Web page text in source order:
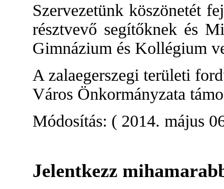
Szervezetünk köszönetét
résztvevő segítőknek és
Gimnázium és Kollégium
A zalaegerszegi területi
Város Önkormányzata
Módosítás: ( 2014. május
Jelentkezz